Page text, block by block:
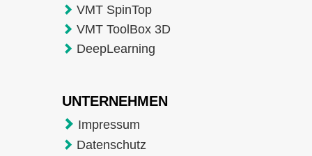
VMT SpinTop
VMT ToolBox 3D
DeepLearning
UNTERNEHMEN
Impressum
Datenschutz